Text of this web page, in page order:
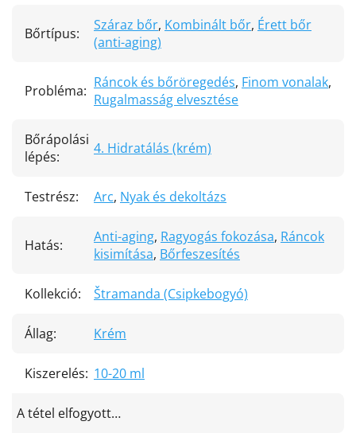
Bőrtípus: Száraz bőr, Kombinált bőr, Érett bőr
(anti-aging)
Probléma: Ráncok és bőröregedés, Finom vonalak,
Rugalmasság elvesztése
Bőrápolási
lépés: 4. Hidratálás (krém)
Testrész: Arc, Nyak és dekoltázs
Hatás: Anti-aging, Ragyogás fokozása, Ráncok
kisimítása, Bőrfeszesítés
Kollekció: Štramanda (Csipkebogyó)
Állag: Krém
Kiszerelés: 10-20 ml
A tétel elfogyott…